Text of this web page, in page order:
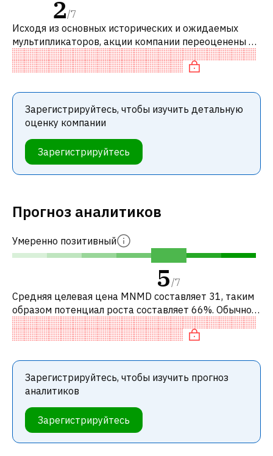
2/7
Исходя из основных исторических и ожидаемых
мультипликаторов, акции компании переоценены по
сравнению с аналогичными компаниями.
Зарегистрируйтесь, чтобы изучить детальную
оценку компании
Зарегистрируйтесь
Прогноз аналитиков
Умеренно позитивный
5 /7
Средняя целевая цена MNMD составляет 31, таким
образом потенциал роста составляет 66%. Обычно
это означает рекомендацию «ПОКУПАТЬ» среди
инвестиционных компаний или реком
Зарегистрируйтесь, чтобы изучить прогноз
аналитиков
Зарегистрируйтесь